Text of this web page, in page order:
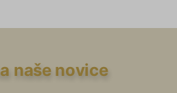
naše novice